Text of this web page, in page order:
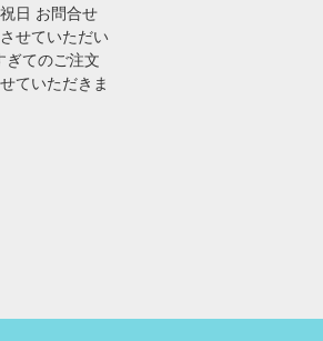
日 お問合せ
せていただい
ぎてのご注文
ていただきま